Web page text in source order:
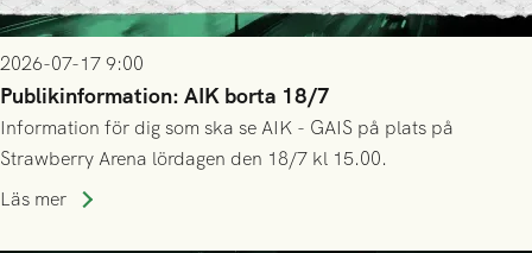
2026-07-17 9:00
Publikinformation: AIK borta 18/7
Information för dig som ska se AIK - GAIS på plats på
Strawberry Arena lördagen den 18/7 kl 15.00.
Läs mer